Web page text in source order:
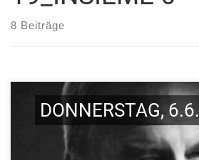
8 Beiträge
DONNERSTAG, 6.6.